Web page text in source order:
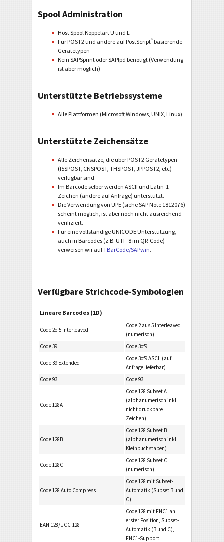
Spool Administration
Host Spool Koppelart U und L
Für POST2 und andere auf PostScript® basierende
Gerätetypen
Kein SAPSprint oder SAPlpd benötigt (Verwendung
ist aber möglich)
Unterstützte Betriebssysteme
Alle Plattformen (Microsoft Windows, UNIX, Linux)
Unterstützte Zeichensätze
Alle Zeichensätze, die über POST2 Gerätetypen
(I5SPOST, CNSPOST, THSPOST, JPPOST2, etc)
verfügbar sind.
Im Barcode selber werden ASCII und Latin-1
Zeichen (andere auf Anfrage) unterstützt.
Die Verwendung von UPE (siehe SAP Note 1812076)
scheint möglich, ist aber noch nicht ausreichend
verifiziert.
Für eine vollständige UNICODE Unterstützung,
auch in Barcodes (z.B. UTF-8 im QR-Code)
verweisen wir aufTBarCode/SAPwin.
Verfügbare Strichcode-Symbologien
Lineare Barcodes (1D)
Code 2of5 Interleaved
Code 2 aus 5 Interleaved
(numerisch)
Code 39
Code 3of9
Code 39 Extended
Code 3of9 ASCII (auf
Anfrage lieferbar)
Code 93
Code 93
Code 128A
Code 128 Subset A
(alphanumerisch inkl.
nicht druckbare
Zeichen)
Code 128B
Code 128 Subset B
(alphanumerisch inkl.
Kleinbuchstaben)
Code 128C
Code 128 Subset C
(numerisch)
Code 128 Auto Compress
Code 128 mit Subset-
Automatik (Subset B und
C)
EAN-128/UCC-128
Code 128 mit FNC1 an
erster Position, Subset-
Automatik (B und C),
FNC1-Support